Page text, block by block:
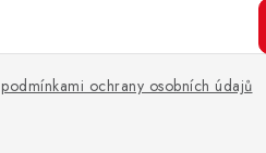
podmínkami ochrany osobních údajů